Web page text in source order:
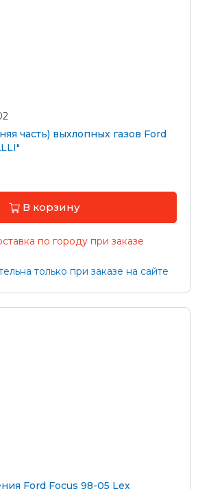
часть) выхлопных газов Ford
В корзину
по городу при заказе
только при заказе на сайте
Ford Focus 98-05 Lex